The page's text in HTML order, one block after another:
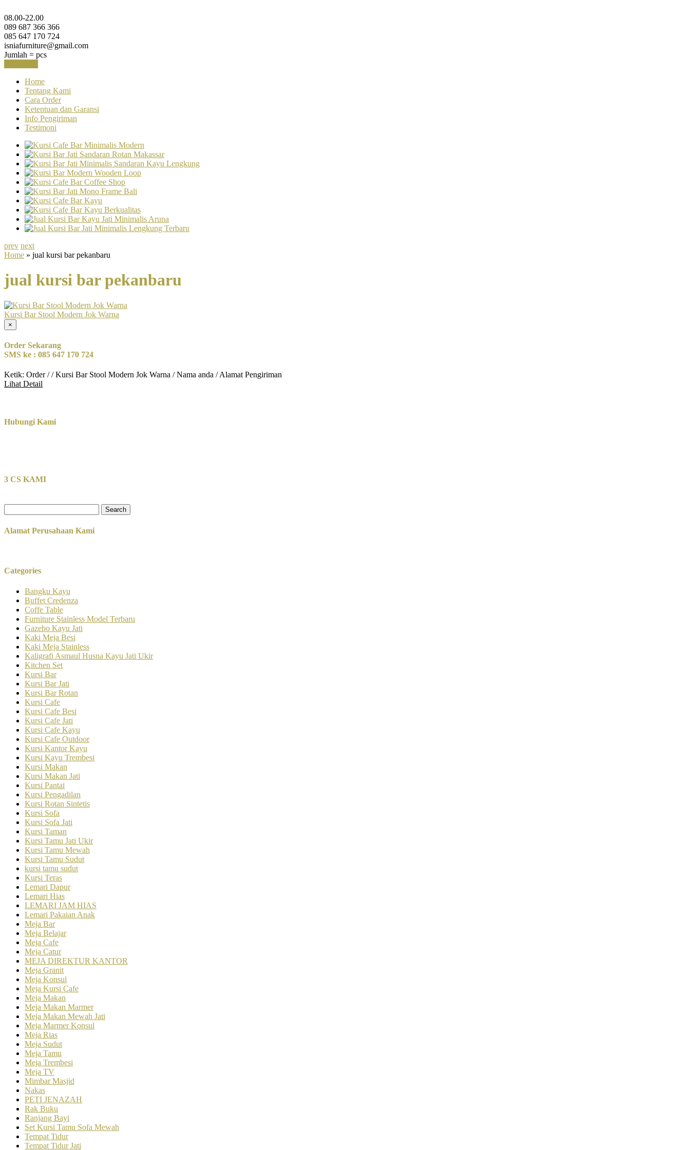
08.00-22.00
089 687 366 366
085 647 170 724
isniafurniture@gmail.com
Jumlah = pcs
Home
Tentang Kami
Cara Order
Ketentuan dan Garansi
Info Pengiriman
Testimoni
prev next
Home » jual kursi bar pekanbaru
jual kursi bar pekanbaru
Kursi Bar Stool Modern Jok Warna
×
Order Sekarang
SMS ke : 085 647 170 724
Ketik: Order / / Kursi Bar Stool Modern Jok Warna / Nama anda / Alamat Pengiriman
Lihat Detail
Hubungi Kami
3 CS KAMI
for:
Alamat Perusahaan Kami
Categories
Bangku Kayu
Buffet Credenza
Coffe Table
Furniture Stainless Model Terbaru
Gazebo Kayu Jati
Kaki Meja Besi
Kaki Meja Stainless
Kaligrafi Asmaul Husna Kayu Jati Ukir
Kitchen Set
Kursi Bar
Kursi Bar Jati
Kursi Bar Rotan
Kursi Cafe
Kursi Cafe Besi
Kursi Cafe Jati
Kursi Cafe Kayu
Kursi Cafe Outdoor
Kursi Kantor Kayu
Kursi Kayu Trembesi
Kursi Makan
Kursi Makan Jati
Kursi Pantai
Kursi Pengadilan
Kursi Rotan Sintetis
Kursi Sofa
Kursi Sofa Jati
Kursi Taman
Kursi Tamu Jati Ukir
Kursi Tamu Mewah
Kursi Tamu Sudut
kursi tamu sudut
Kursi Teras
Lemari Dapur
Lemari Hias
LEMARI JAM HIAS
Lemari Pakaian Anak
Meja Bar
Meja Belajar
Meja Cafe
Meja Catur
MEJA DIREKTUR KANTOR
Meja Granit
Meja Konsul
Meja Kursi Cafe
Meja Makan
Meja Makan Marmer
Meja Makan Mewah Jati
Meja Marmer Konsul
Meja Rias
Meja Sudut
Meja Tamu
Meja Trembesi
Meja TV
Mimbar Masjid
Nakas
PETI JENAZAH
Rak Buku
Ranjang Bayi
Set Kursi Tamu Sofa Mewah
Tempat Tidur
Tempat Tidur Jati